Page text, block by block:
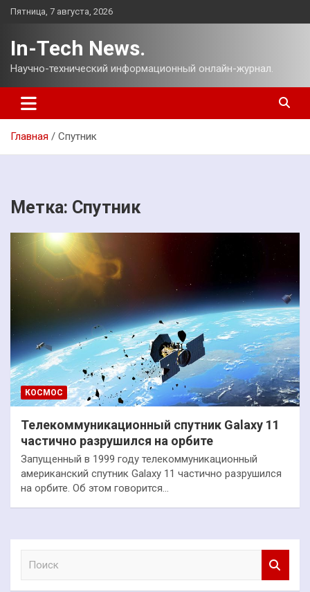
Перейти
Пятница, 7 августа, 2026
In-Tech News.
Научно-технический информационный онлайн-журнал.
Главная Спутник
Метка: Спутник
КОСМОС
Телекоммуникационный спутник Galaxy 11
частично разрушился на орбите
Запущенный в 1999 году телекоммуникационный
американский спутник Galaxy 11 частично разрушился
на орбите. Об этом говорится…